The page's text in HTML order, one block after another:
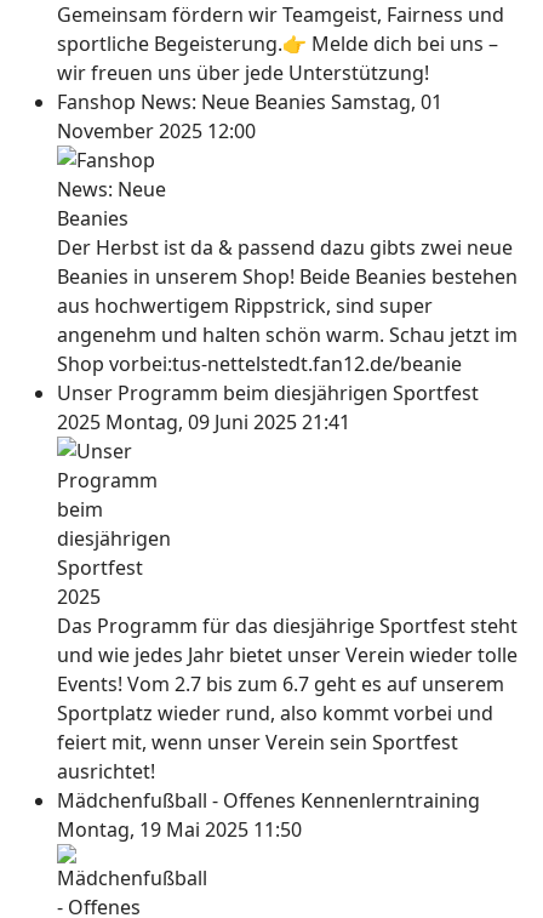
Gemeinsam fördern wir Teamgeist, Fairness und
sportliche Begeisterung.👉 Melde dich bei uns –
wir freuen uns über jede Unterstützung!
Fanshop News: Neue Beanies Samstag, 01
November 2025 12:00
Der Herbst ist da & passend dazu gibts zwei neue
Beanies in unserem Shop! Beide Beanies bestehen
aus hochwertigem Rippstrick, sind super
angenehm und halten schön warm. Schau jetzt im
Shop vorbei:tus-nettelstedt.fan12.de/beanie
Unser Programm beim diesjährigen Sportfest
2025 Montag, 09 Juni 2025 21:41
Das Programm für das diesjährige Sportfest steht
und wie jedes Jahr bietet unser Verein wieder tolle
Events! Vom 2.7 bis zum 6.7 geht es auf unserem
Sportplatz wieder rund, also kommt vorbei und
feiert mit, wenn unser Verein sein Sportfest
ausrichtet!
Mädchenfußball - Offenes Kennenlerntraining
Montag, 19 Mai 2025 11:50